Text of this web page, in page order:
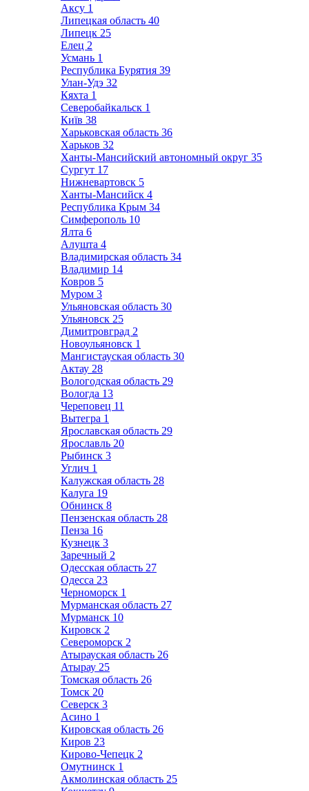
Аксу 1
Липецкая область 40
Липецк 25
Елец 2
Усмань 1
Республика Бурятия 39
Улан-Удэ 32
Кяхта 1
Северобайкальск 1
Київ 38
Харьковская область 36
Харьков 32
Ханты-Мансийский автономный округ 35
Сургут 17
Нижневартовск 5
Ханты-Мансийск 4
Республика Крым 34
Симферополь 10
Ялта 6
Алушта 4
Владимирская область 34
Владимир 14
Ковров 5
Муром 3
Ульяновская область 30
Ульяновск 25
Димитровград 2
Новоульяновск 1
Мангистауская область 30
Актау 28
Вологодская область 29
Вологда 13
Череповец 11
Вытегра 1
Ярославская область 29
Ярославль 20
Рыбинск 3
Углич 1
Калужская область 28
Калуга 19
Обнинск 8
Пензенская область 28
Пенза 16
Кузнецк 3
Заречный 2
Одесская область 27
Одесса 23
Черноморск 1
Мурманская область 27
Мурманск 10
Кировск 2
Североморск 2
Атырауская область 26
Атырау 25
Томская область 26
Томск 20
Северск 3
Асино 1
Кировская область 26
Киров 23
Кирово-Чепецк 2
Омутнинск 1
Акмолинская область 25